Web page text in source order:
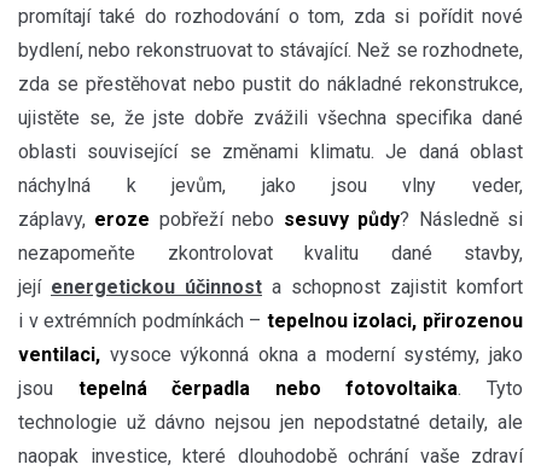
promítají také do rozhodování o tom, zda si pořídit nové
bydlení, nebo rekonstruovat to stávající. Než se rozhodnete,
zda se přestěhovat nebo pustit do nákladné rekonstrukce,
ujistěte se, že jste dobře zvážili všechna specifika dané
oblasti související se změnami klimatu. Je daná oblast
náchylná k jevům, jako jsou vlny veder,
záplavy, eroze pobřeží nebo sesuvy půdy? Následně si
nezapomeňte zkontrolovat kvalitu dané stavby,
její energetickou účinnost a schopnost zajistit komfort
i v extrémních podmínkách – tepelnou izolaci, přirozenou
ventilaci, vysoce výkonná okna a moderní systémy, jako
jsou tepelná čerpadla nebo fotovoltaika. Tyto
technologie už dávno nejsou jen nepodstatné detaily, ale
naopak investice, které dlouhodobě ochrání vaše zdraví